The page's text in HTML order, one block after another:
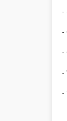
-
-
-
-
-